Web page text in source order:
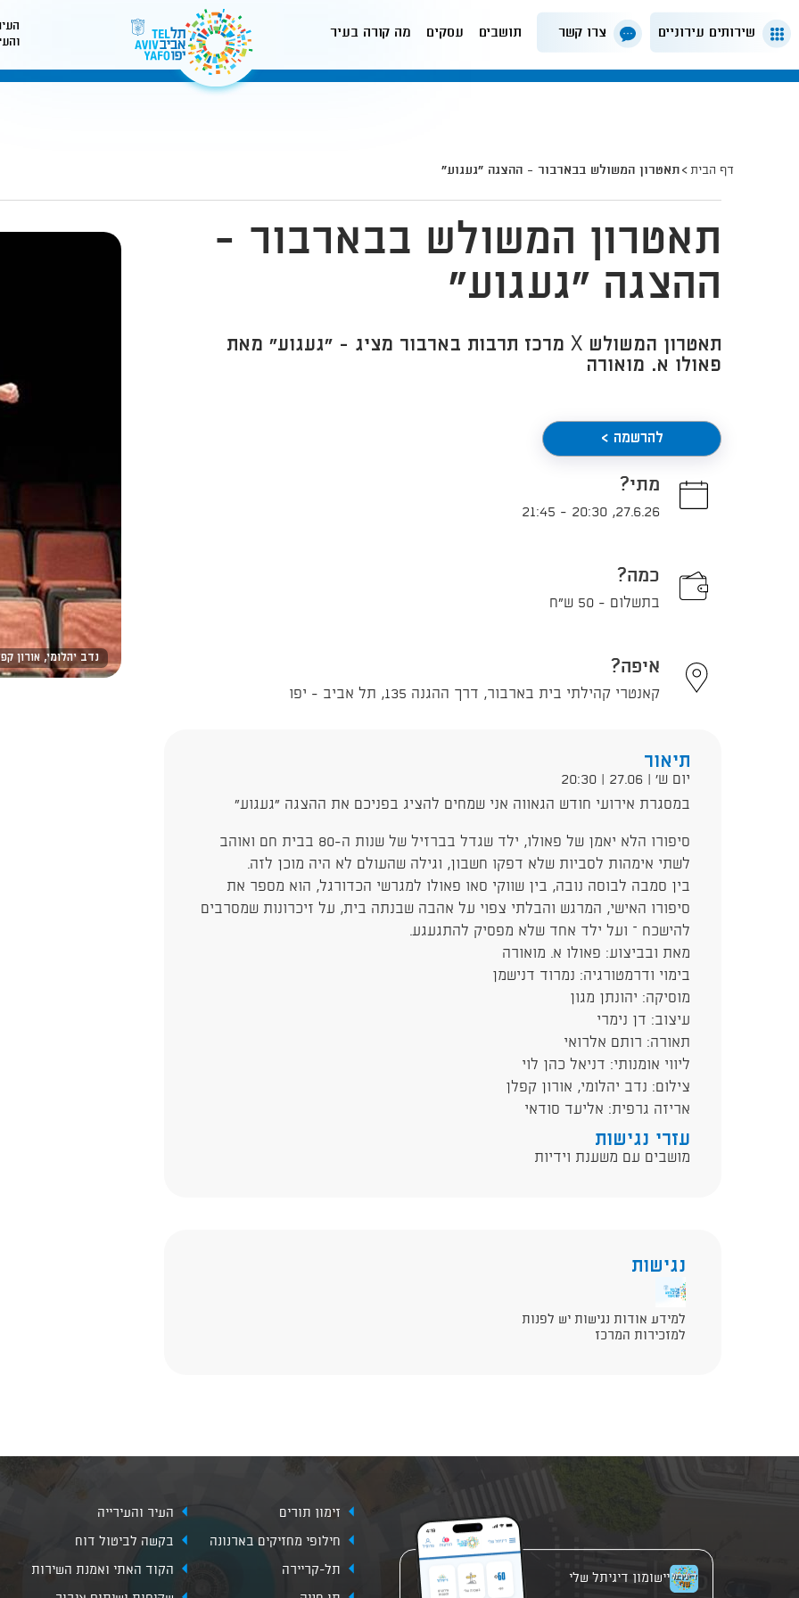
שירותים עירוניים צרו קשר תושבים עסקים מה קורה בעיר
דף הבית תאטרון המשולש בבארבור - ההצגה "געגוע"
נדב יהלומי, אורון
תאטרון המשולש בבארבור -
ההצגה "געגוע"
תאטרון המשולש X מרכז תרבות בארבור מציג - "געגוע" מאת
פאולו א. מואורה
להרשמה >
מתי?
27.6.26
,
20:30
-
21:45
כמה?
בתשלום - 50 ש"ח
איפה?
קאנטרי קהילתי בית בארבור, דרך ההגנה 135, תל אביב - יפו
תיאור
יום ש' | 27.06 | 20:30
במסגרת אירועי חודש הגאווה אני שמחים להציג בפניכם את ההצגה "געגוע"
סיפורו הלא יאמן של פאולו, ילד שגדל בברזיל של שנות ה-80 בבית חם ואוהב
לשתי אימהות לסביות שלא דפקו חשבון, וגילה שהעולם לא היה מוכן לזה.
בין סמבה לבוסה נובה, בין שווקי סאו פאולו למגרשי הכדורגל, הוא מספר את
סיפורו האישי, המרגש והבלתי צפוי על אהבה שבנתה בית, על זיכרונות שמסרבים
להישכח – ועל ילד אחד שלא מפסיק להתגעגע.
מאת ובביצוע: פאולו א. מואורה
בימוי ודרמטורגיה: נמרוד דנישמן​​
מוסיקה: יהונתן מגון
עיצוב: דן נימרי
תאורה: רותם אלרואי
ליווי אומנותי: דניאל כהן לוי​
צילום: נדב יהלומי, אורון קפלן
אריזה גרפית: אליעד סודאי
עזרי נגישות
מושבים עם משענת וידיות
נגישות
למידע אודות נגישות יש לפנות
למזכירות המרכז
יישומון דיגיתל שלי
זימון תורים
העיר והעירייה
חילופי מחזיקים בארנונה
בקשה לביטול דוח
תל-קריירה
הקוד האתי ואמנת השירות